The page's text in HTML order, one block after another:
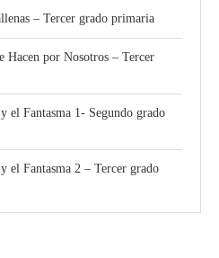
– Tercer grado primaria
Hacen por Nosotros – Tercer
el Fantasma 1- Segundo grado
el Fantasma 2 – Tercer grado